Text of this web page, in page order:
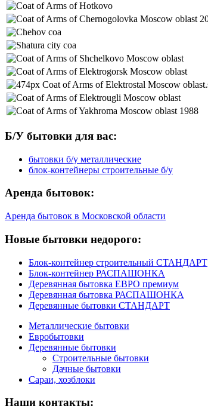
Б/У бытовки для вас:
бытовки б/у металлические
блок-контейнеры строительные б/у
Аренда бытовок:
Аренда бытовок в Московской области
Новые бытовки недорого:
Блок-контейнер строительный СТАНДАРТ
Блок-контейнер РАСПАШОНКА
Деревянная бытовка ЕВРО премиум
Деревянная бытовка РАСПАШОНКА
Деревянные бытовки СТАНДАРТ
Металлические бытовки
Евробытовки
Деревянные бытовки
Строительные бытовки
Дачные бытовки
Сараи, хозблоки
Наши контакты: